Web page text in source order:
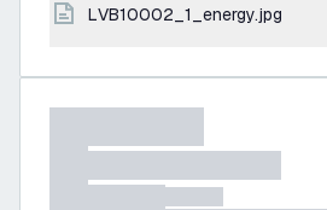
LVB10002_1_energy.jpg